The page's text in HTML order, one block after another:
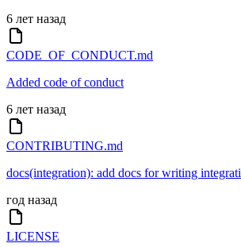
6 лет назад
CODE_OF_CONDUCT.md
Added code of conduct
6 лет назад
CONTRIBUTING.md
docs(integration): add docs for writing
год назад
LICENSE